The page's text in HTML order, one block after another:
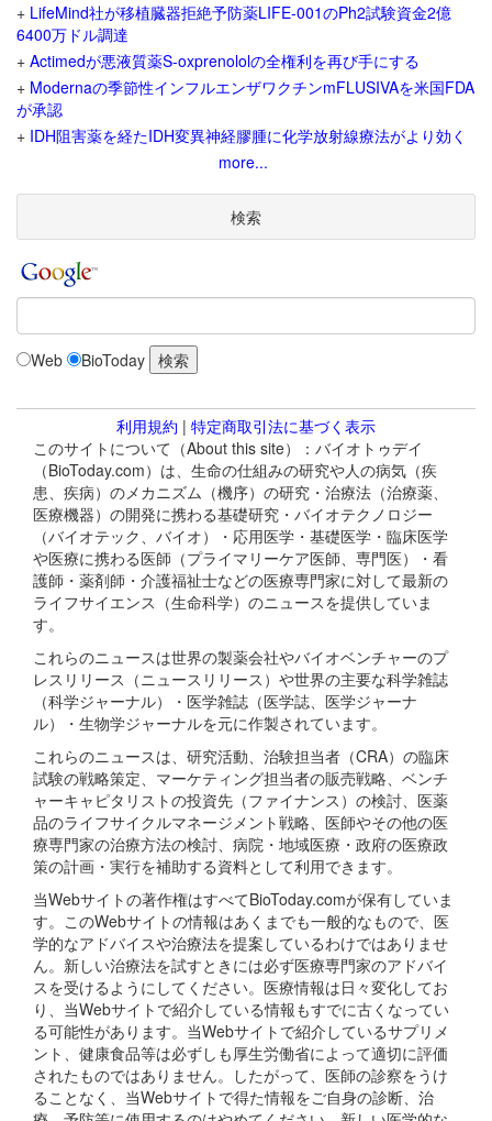
+ LifeMind社が移植臓器拒絶予防薬LIFE-001のPh2試験資金2億
6400万ドル調達
+ Actimedが悪液質薬S-oxprenololの全権利を再び手にする
+ Modernaの季節性インフルエンザワクチンmFLUSIVAを米国FDA
が承認
+ IDH阻害薬を経たIDH変異神経膠腫に化学放射線療法がより効く
more...
検索
Web BioToday
利用規約 | 特定商取引法に基づく表示
このサイトについて（About this site）：バイオトゥデイ
（BioToday.com）は、生命の仕組みの研究や人の病気（疾
患、疾病）のメカニズム（機序）の研究・治療法（治療薬、
医療機器）の開発に携わる基礎研究・バイオテクノロジー
（バイオテック、バイオ）・応用医学・基礎医学・臨床医学
や医療に携わる医師（プライマリーケア医師、専門医）・看
護師・薬剤師・介護福祉士などの医療専門家に対して最新の
ライフサイエンス（生命科学）のニュースを提供していま
す。
これらのニュースは世界の製薬会社やバイオベンチャーのプ
レスリリース（ニュースリリース）や世界の主要な科学雑誌
（科学ジャーナル）・医学雑誌（医学誌、医学ジャーナ
ル）・生物学ジャーナルを元に作製されています。
これらのニュースは、研究活動、治験担当者（CRA）の臨床
試験の戦略策定、マーケティング担当者の販売戦略、ベンチ
ャーキャピタリストの投資先（ファイナンス）の検討、医薬
品のライフサイクルマネージメント戦略、医師やその他の医
療専門家の治療方法の検討、病院・地域医療・政府の医療政
策の計画・実行を補助する資料として利用できます。
当Webサイトの著作権はすべてBioToday.comが保有していま
す。このWebサイトの情報はあくまでも一般的なもので、医
学的なアドバイスや治療法を提案しているわけではありませ
ん。新しい治療法を試すときには必ず医療専門家のアドバイ
スを受けるようにしてください。医療情報は日々変化してお
り、当Webサイトで紹介している情報もすでに古くなってい
る可能性があります。当Webサイトで紹介しているサプリメ
ント、健康食品等は必ずしも厚生労働省によって適切に評価
されたものではありません。したがって、医師の診察をうけ
ることなく、当Webサイトで得た情報をご自身の診断、治